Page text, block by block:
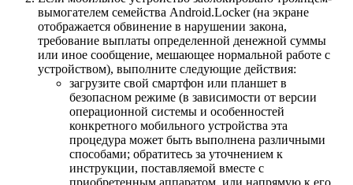
вымогателем семейства Android.Locker (на экране
отображается обвинение в нарушении закона,
требование выплаты определенной денежной суммы
или иное сообщение, мешающее нормальной работе с
устройством), выполните следующие действия:
загрузите свой смартфон или планшет в
безопасном режиме (в зависимости от версии
операционной системы и особенностей
конкретного мобильного устройства эта
процедура может быть выполнена различными
способами; обратитесь за уточнением к
инструкции, поставляемой вместе с